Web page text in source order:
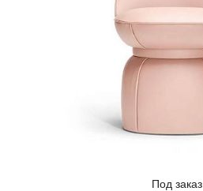
Под заказ